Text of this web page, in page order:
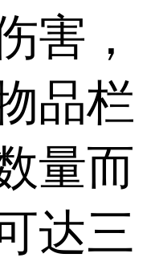
害，
品栏
量而
达三